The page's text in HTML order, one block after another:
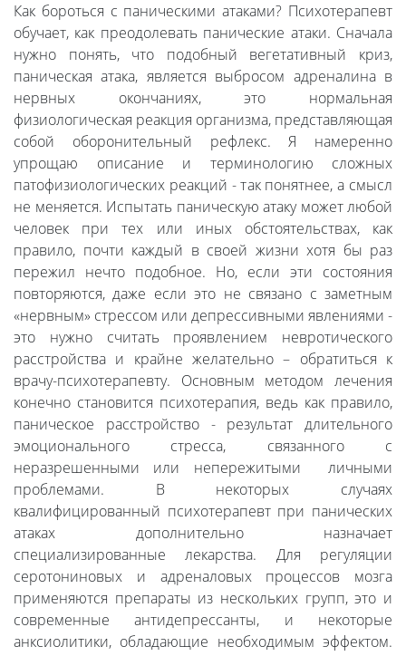
Как бороться с паническими атаками? Психотерапевт
обучает, как преодолевать панические атаки. Сначала
нужно понять, что подобный вегетативный криз,
паническая атака, является выбросом адреналина в
нервных окончаниях, это нормальная
физиологическая реакция организма, представляющая
собой оборонительный рефлекс. Я намеренно
упрощаю описание и терминологию сложных
патофизиологических реакций - так понятнее, а смысл
не меняется. Испытать паническую атаку может любой
человек при тех или иных обстоятельствах, как
правило, почти каждый в своей жизни хотя бы раз
пережил нечто подобное. Но, если эти состояния
повторяются, даже если это не связано с заметным
«нервным» стрессом или депрессивными явлениями -
это нужно считать проявлением невротического
расстройства и крайне желательно – обратиться к
врачу-психотерапевту. Основным методом лечения
конечно становится психотерапия, ведь как правило,
паническое расстройство - результат длительного
эмоционального стресса, связанного с
неразрешенными или непережитыми личными
проблемами. В некоторых случаях
квалифицированный психотерапевт при панических
атаках дополнительно назначает
специализированные лекарства. Для регуляции
серотониновых и адреналовых процессов мозга
применяются препараты из нескольких групп, это и
современные антидепрессанты, и некоторые
анксиолитики, обладающие необходимым эффектом.